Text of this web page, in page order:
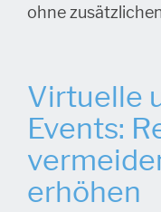
ohne
Virtuelle
Events:
erhöhen